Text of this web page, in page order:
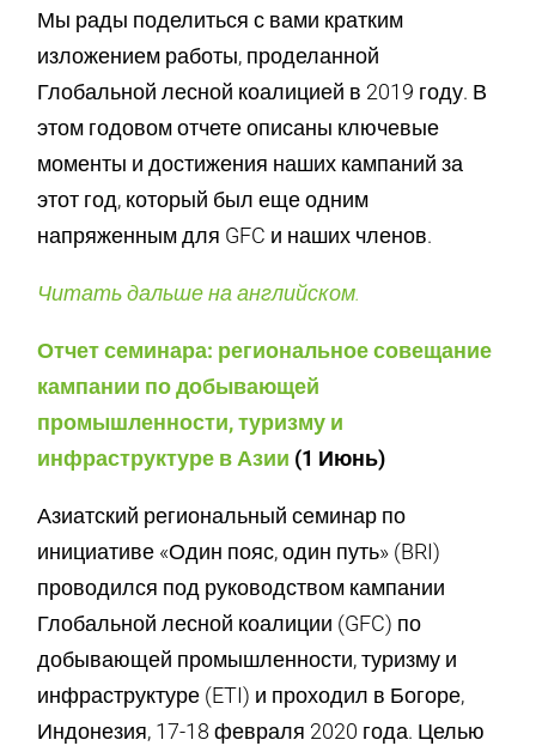
Мы рады поделиться с вами кратким
изложением работы, проделанной
Глобальной лесной коалицией в 2019 году. В
этом годовом отчете описаны ключевые
моменты и достижения наших кампаний за
этот год, который был еще одним
напряженным для GFC и наших членов.
Читать дальше на английском.
Отчет семинара: региональное совещание
кампании по добывающей
промышленности, туризму и
инфраструктуре в Азии (1 Июнь)
Азиатский региональный семинар по
инициативе «Один пояс, один путь» (BRI)
проводился под руководством кампании
Глобальной лесной коалиции (GFC) по
добывающей промышленности, туризму и
инфраструктуре (ETI) и проходил в Богоре,
Индонезия, 17-18 февраля 2020 года. Целью